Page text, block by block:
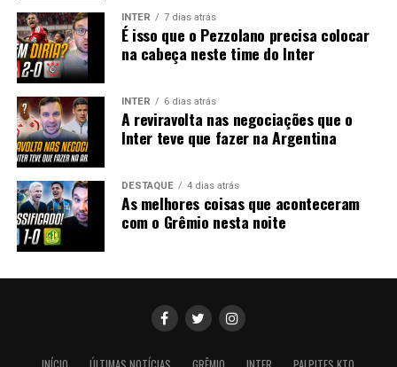
INTER 7 dias atrás
É isso que o Pezzolano precisa colocar
na cabeça neste time do Inter
INTER 6 dias atrás
A reviravolta nas negociações que o
Inter teve que fazer na Argentina
DESTAQUE 4 dias atrás
As melhores coisas que aconteceram
com o Grêmio nesta noite